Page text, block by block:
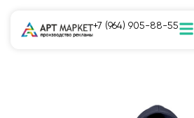
+7 (964) 905-88-55